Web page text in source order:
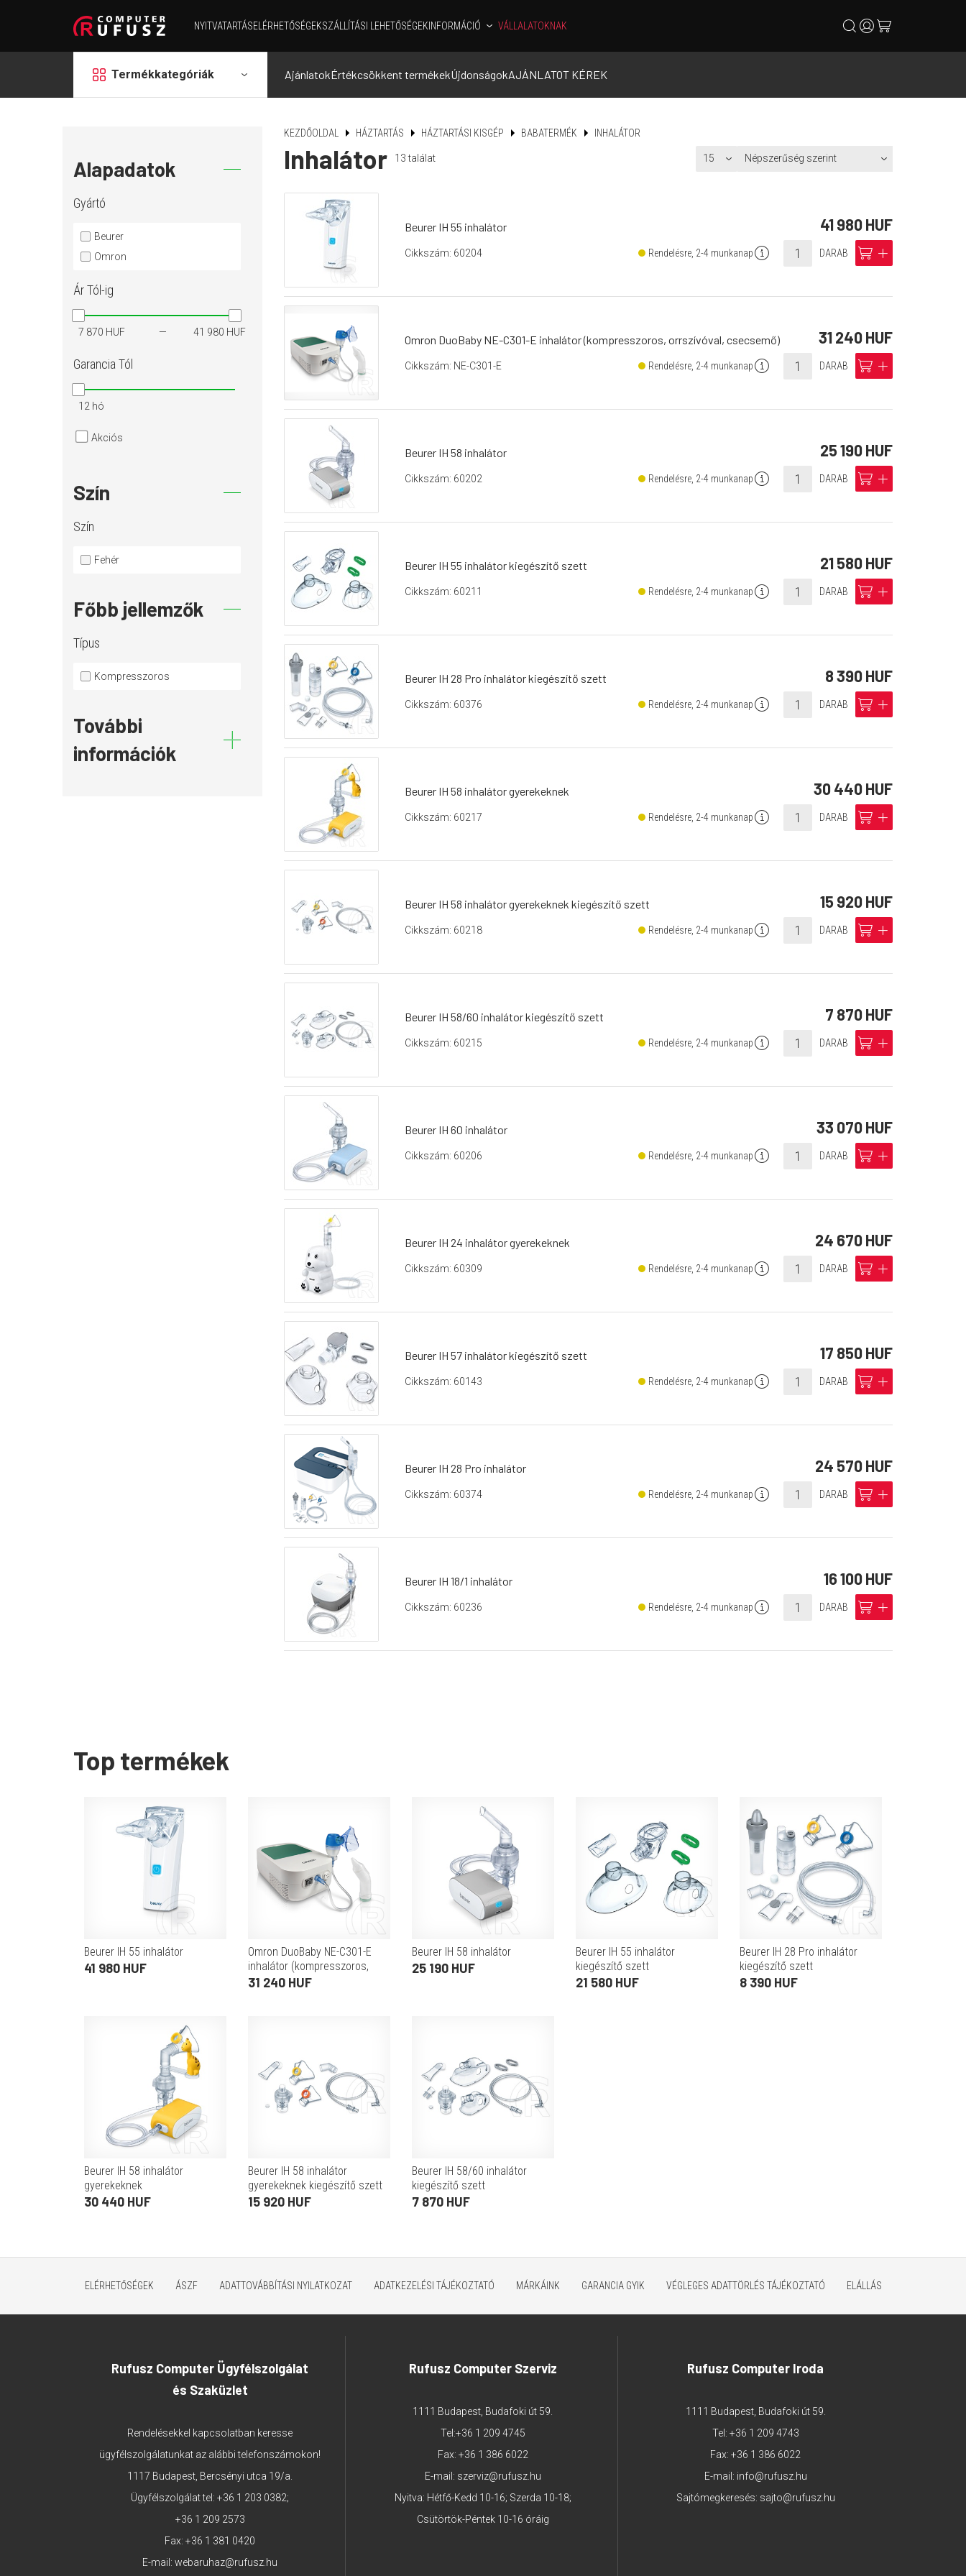
NYITVATARTÁSELÉRHETŐSÉGEKSZÁLLÍTÁSI LEHETŐSÉGEKINFORMÁCIÓ VÁLLALATOKNAK search usercart
grid Termékkategóriák AjánlatokÉrtékcsökkent termékekÚjdonságokAJÁNLATOT KÉREK
KEZDŐOLDAL HÁZTARTÁS HÁZTARTÁSI KISGÉP BABATERMÉK INHALÁTOR
Inhalátor 13 találat
Beurer IH 55 inhalátor 41 980 HUF
Cikkszám: 60204 Rendelésre, 2-4 munkanapinfo DARAB cart add
Omron DuoBaby NE-C301-E inhalátor (kompresszoros, orrszívóval, csecsemő) 31 240 HUF
Cikkszám: NE-C301-E Rendelésre, 2-4 munkanapinfo DARAB cart add
Beurer IH 58 inhalátor 25 190 HUF
Cikkszám: 60202 Rendelésre, 2-4 munkanapinfo DARAB cart add
Beurer IH 55 inhalátor kiegészítő szett 21 580 HUF
Cikkszám: 60211 Rendelésre, 2-4 munkanapinfo DARAB cart add
Beurer IH 28 Pro inhalátor kiegészítő szett 8 390 HUF
Cikkszám: 60376 Rendelésre, 2-4 munkanapinfo DARAB cart add
Beurer IH 58 inhalátor gyerekeknek 30 440 HUF
Cikkszám: 60217 Rendelésre, 2-4 munkanapinfo DARAB cart add
Beurer IH 58 inhalátor gyerekeknek kiegészítő szett 15 920 HUF
Cikkszám: 60218 Rendelésre, 2-4 munkanapinfo DARAB cart add
Beurer IH 58/60 inhalátor kiegészítő szett 7 870 HUF
Cikkszám: 60215 Rendelésre, 2-4 munkanapinfo DARAB cart add
Beurer IH 60 inhalátor 33 070 HUF
Cikkszám: 60206 Rendelésre, 2-4 munkanapinfo DARAB cart add
Beurer IH 24 inhalátor gyerekeknek 24 670 HUF
Cikkszám: 60309 Rendelésre, 2-4 munkanapinfo DARAB cart add
Beurer IH 57 inhalátor kiegészítő szett 17 850 HUF
Cikkszám: 60143 Rendelésre, 2-4 munkanapinfo DARAB cart add
Beurer IH 28 Pro inhalátor 24 570 HUF
Cikkszám: 60374 Rendelésre, 2-4 munkanapinfo DARAB cart add
Beurer IH 18/1 inhalátor 16 100 HUF
Cikkszám: 60236 Rendelésre, 2-4 munkanapinfo DARAB cart add
Alapadatok
Gyártó
Beurer
Omron
ÁrTól-ig
7 870 HUF 41 980 HUF
Garancia Tól
12 hó
Akciós
Szín
Szín
Fehér
Főbb jellemzők
Típus
Kompresszoros
További
információk
Top termékek
Beurer IH 55 inhalátor
41 980 HUF
Omron DuoBaby NE-C301-E
inhalátor (kompresszoros,
orrszívóval, csecsemő)
31 240 HUF
Beurer IH 58 inhalátor
25 190 HUF
Beurer IH 55 inhalátor
kiegészítő szett
21 580 HUF
Beurer IH 28 Pro inhalátor
kiegészítő szett
8 390 HUF
Beurer IH 58 inhalátor
gyerekeknek
30 440 HUF
Beurer IH 58 inhalátor
gyerekeknek kiegészítő szett
15 920 HUF
Beurer IH 58/60 inhalátor
kiegészítő szett
7 870 HUF
ELÉRHETŐSÉGEK ÁSZF ADATTOVÁBBÍTÁSI NYILATKOZAT ADATKEZELÉSI TÁJÉKOZTATÓ MÁRKÁINK GARANCIA GYIK VÉGLEGES ADATTÖRLÉS TÁJÉKOZTATÓ ELÁLLÁS
Rufusz Computer Ügyfélszolgálat
és Szaküzlet
Rendelésekkel kapcsolatban keresse
ügyfélszolgálatunkat az alábbi telefonszámokon!
1117 Budapest, Bercsényi utca 19/a.
Ügyfélszolgálat tel:+36 1 203 0382;
+36 1 209 2573
Fax: +36 1 381 0420
E-mail:webaruhaz@rufusz.hu
Rufusz Computer Szerviz
1111 Budapest, Budafoki út 59.
Tel:+36 1 209 4745
Fax: +36 1 386 6022
E-mail: szerviz@rufusz.hu
Nyitva: Hétfő-Kedd 10-16; Szerda 10-18;
Csütörtök-Péntek 10-16 óráig
Rufusz Computer Iroda
1111 Budapest, Budafoki út 59.
Tel: +36 1 209 4743
Fax: +36 1 386 6022
E-mail: info@rufusz.hu
Sajtómegkeresés: sajto@rufusz.hu